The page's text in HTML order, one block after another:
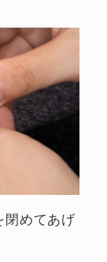
閉めてあげ